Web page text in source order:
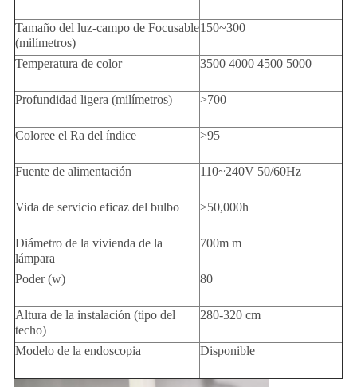
Tamaño del luz-campo de Focusable
(milímetros)
150~300
Temperatura de color 3500 4000 4500 5000
Profundidad ligera (milímetros) >700
Coloree el Ra del índice >95
Fuente de alimentación 110~240V 50/60Hz
Vida de servicio eficaz del bulbo >50,000h
Diámetro de la vivienda de la
lámpara
700m m
Poder (w) 80
Altura de la instalación (tipo del
techo)
280-320 cm
Modelo de la endoscopia Disponible